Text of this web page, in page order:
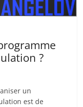
?
un
est de